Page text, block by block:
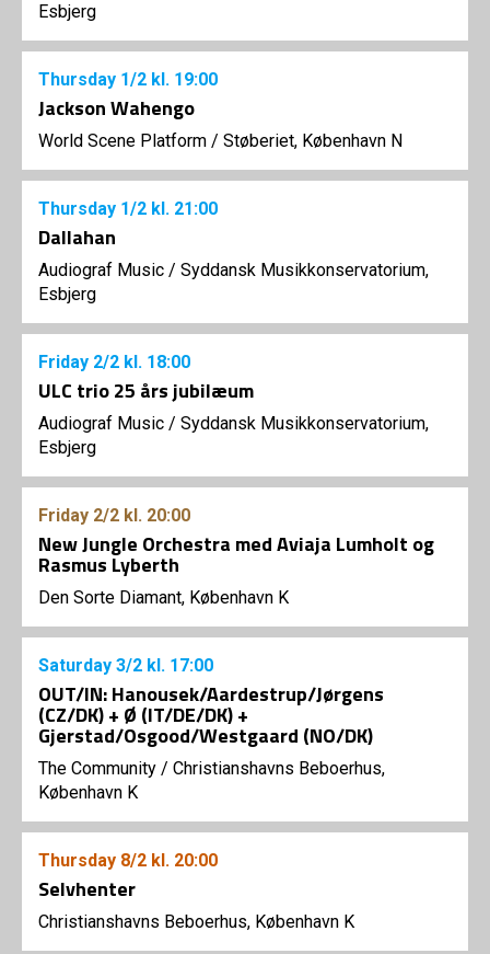
Esbjerg
Thursday 1/2 kl. 19:00
Jackson Wahengo
World Scene Platform / Støberiet, København N
Thursday 1/2 kl. 21:00
Dallahan
Audiograf Music / Syddansk Musikkonservatorium,
Esbjerg
Friday 2/2 kl. 18:00
ULC trio 25 års jubilæum
Audiograf Music / Syddansk Musikkonservatorium,
Esbjerg
Friday 2/2 kl. 20:00
New Jungle Orchestra med Aviaja Lumholt og
Rasmus Lyberth
Den Sorte Diamant, København K
Saturday 3/2 kl. 17:00
OUT/IN: Hanousek/Aardestrup/Jørgens
(CZ/DK) + Ø (IT/DE/DK) +
Gjerstad/Osgood/Westgaard (NO/DK)
The Community / Christianshavns Beboerhus,
København K
Thursday 8/2 kl. 20:00
Selvhenter
Christianshavns Beboerhus, København K